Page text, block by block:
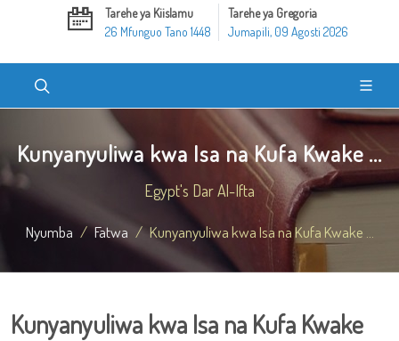
Tarehe ya Kiislamu
26 Mfunguo Tano 1448
Tarehe ya Gregoria
Jumapili, 09 Agosti 2026
Kunyanyuliwa kwa Isa na Kufa Kwake ...
Egypt's Dar Al-Ifta
Nyumba Fatwa Kunyanyuliwa kwa Isa na Kufa Kwake ...
Kunyanyuliwa kwa Isa na Kufa Kwake